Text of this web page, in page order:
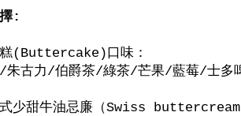
:
(Buttercake)口味：
朱古力/伯爵茶/綠茶/芒果/藍莓/士多
少甜牛油忌廉（Swiss buttercream